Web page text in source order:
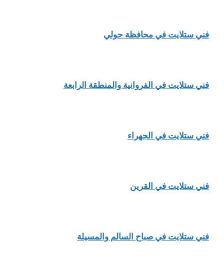
فني ستلايت في محافظة حولي
فني ستلايت في الفروانية والمنطقة الرابعة
فني ستلايت في الجهراء
فني ستلايت في القرين
فني ستلايت في صباح السالم والمسيلة